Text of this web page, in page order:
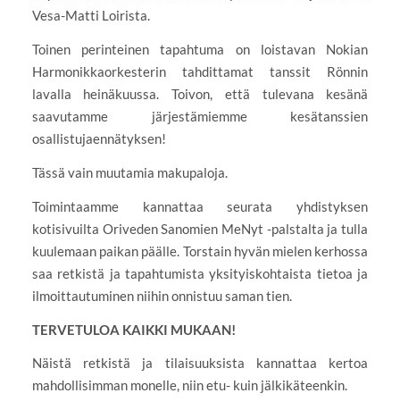
Vesa-Matti Loirista.
Toinen perinteinen tapahtuma on loistavan Nokian
Harmonikkaorkesterin tahdittamat tanssit Rönnin
lavalla heinäkuussa. Toivon, että tulevana kesänä
saavutamme järjestämiemme kesätanssien
osallistujaennätyksen!
Tässä vain muutamia makupaloja.
Toimintaamme kannattaa seurata yhdistyksen
kotisivuilta Oriveden Sanomien MeNyt -palstalta ja tulla
kuulemaan paikan päälle. Torstain hyvän mielen kerhossa
saa retkistä ja tapahtumista yksityiskohtaista tietoa ja
ilmoittautuminen niihin onnistuu saman tien.
TERVETULOA KAIKKI MUKAAN!
Näistä retkistä ja tilaisuuksista kannattaa kertoa
mahdollisimman monelle, niin etu- kuin jälkikäteenkin.